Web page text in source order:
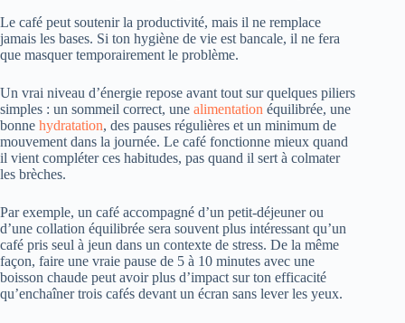
Le café peut soutenir la productivité, mais il ne remplace
jamais les bases. Si ton hygiène de vie est bancale, il ne fera
que masquer temporairement le problème.
Un vrai niveau d’énergie repose avant tout sur quelques piliers
simples : un sommeil correct, une alimentation équilibrée, une
bonne hydratation, des pauses régulières et un minimum de
mouvement dans la journée. Le café fonctionne mieux quand
il vient compléter ces habitudes, pas quand il sert à colmater
les brèches.
Par exemple, un café accompagné d’un petit-déjeuner ou
d’une collation équilibrée sera souvent plus intéressant qu’un
café pris seul à jeun dans un contexte de stress. De la même
façon, faire une vraie pause de 5 à 10 minutes avec une
boisson chaude peut avoir plus d’impact sur ton efficacité
qu’enchaîner trois cafés devant un écran sans lever les yeux.